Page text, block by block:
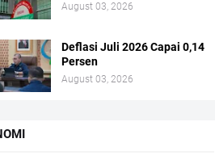
August 03, 2026
Deflasi Juli 2026 Capai 0,14
Persen
August 03, 2026